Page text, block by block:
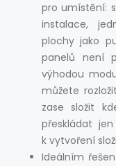
pro umístění:
instalace,
plochy jako
panelů není
výhodou
můžete
zase složit
přeskládat
k vytvoření
Ideálním